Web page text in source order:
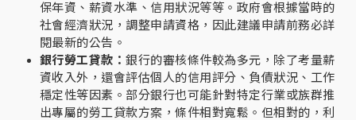
保年資、薪資水準、信用狀況等等。政府會根據當時的
社會經濟狀況，調整申請資格，因此建議申請前務必詳
閱最新的公告。
銀行勞工貸款：銀行的審核條件較為多元，除了考量薪
資收入外，還會評估個人的信用評分、負債狀況、工作
穩定性等因素。部分銀行也可能針對特定行業或族群推
出專屬的勞工貸款方案，條件相對寬鬆。但相對的，利